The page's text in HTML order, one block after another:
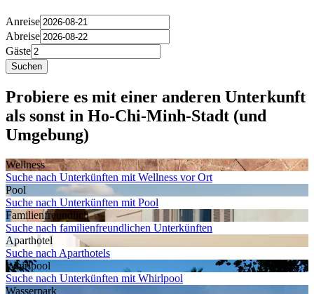
Anreise
Abreise
Gäste
Suchen
Probiere es mit einer anderen Unterkunft
als sonst in Ho-Chi-Minh-Stadt (und
Umgebung)
Wellness
Suche nach Unterkünften mit Wellness vor Ort
Pool
Suche nach Unterkünften mit Pool
Familien­freundlich
Suche nach familienfreundlichen Unterkünften
Aparthotel
Suche nach Aparthotels
Whirlpool
Suche nach Unterkünften mit Whirlpool
Wasserpark